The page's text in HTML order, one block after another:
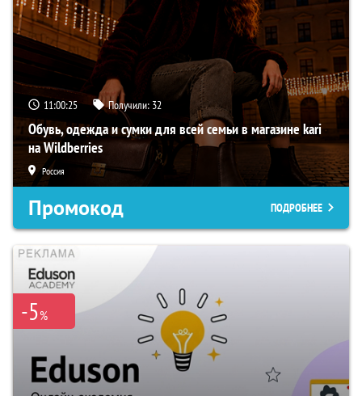
11:00:24 Получили: 32
Обувь, одежда и сумки для всей семьи в магазине kari
на Wildberries
Россия
Промокод ПОДРОБНЕЕ
-5%